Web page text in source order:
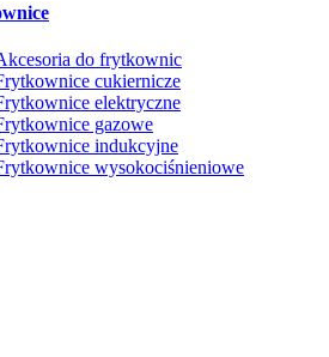
do frytkownic
cukiernicze
elektryczne
gazowe
indukcyjne
wysokociśnieniowe